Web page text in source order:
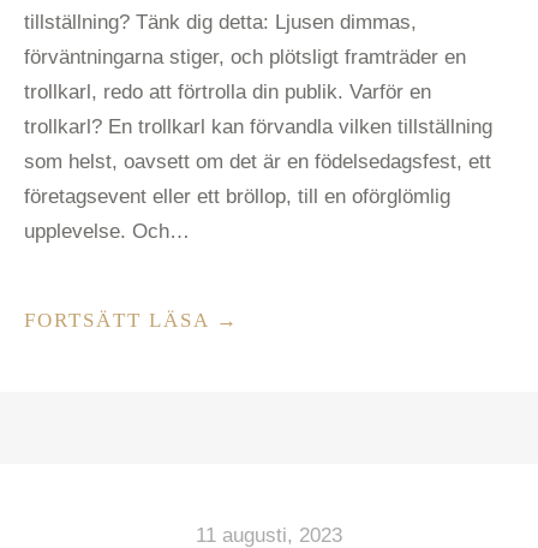
tillställning? Tänk dig detta: Ljusen dimmas,
förväntningarna stiger, och plötsligt framträder en
trollkarl, redo att förtrolla din publik. Varför en
trollkarl? En trollkarl kan förvandla vilken tillställning
som helst, oavsett om det är en födelsedagsfest, ett
företagsevent eller ett bröllop, till en oförglömlig
upplevelse. Och…
FORTSÄTT LÄSA ”SÅ
EN
→
11 augusti, 2023